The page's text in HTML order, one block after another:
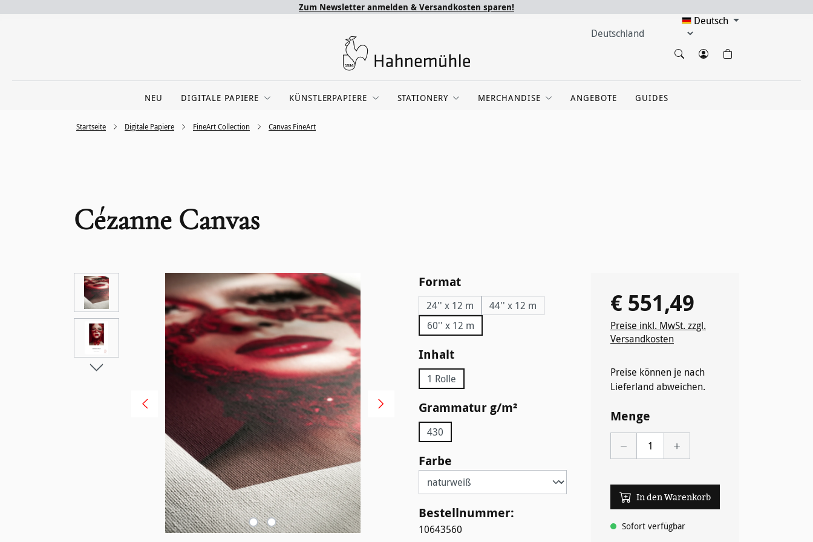
Zum Newsletter anmelden & Versandkosten sparen!
Deutsch
NEU DIGITALE PAPIERE KÜNSTLERPAPIERE STATIONERY MERCHANDISE ANGEBOTE GUIDES
Canvas FineArt
FineArt Collection
Digitale Papiere
Startseite
Cézanne Canvas
Bildergalerie überspringen Formatauswählen
24'' x 12 m
44'' x 12 m
60'' x 12 m
Inhaltauswählen
1 Rolle
Grammatur g/m²
430
Farbe
Bestellnummer:
10643560
Regulärer Preis:
€ 551,49
Preise inkl. MwSt. zzgl.
Versandkosten
Preise können je nach
Lieferland abweichen.
Menge
In den Warenkorb
Sofort verfügbar